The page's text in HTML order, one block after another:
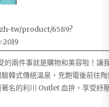
tw/product/6589?
的兩件事就是購物和美容啦！讓
韓式傳統溫泉，充飽電後前往
名的利川 Outlet 血拚，享受紓